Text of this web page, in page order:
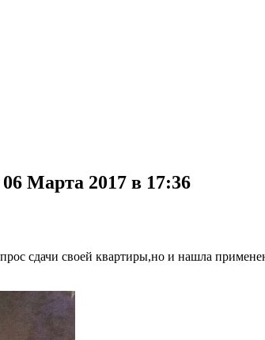
Марта 2017 в 17:36
сдачи своей квартиры,но и нашла